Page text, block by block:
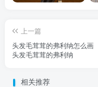
上一篇
头发毛茸茸的弗利纳怎么画
头发毛茸茸的弗利纳
相关推荐